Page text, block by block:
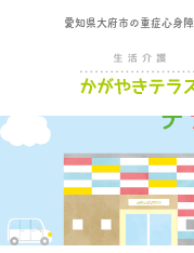
愛知県大府市の重症心身